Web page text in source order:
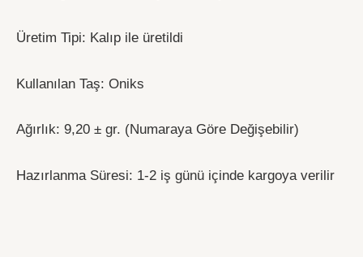
Üretim Tipi: Kalıp ile üretildi
Kullanılan Taş: Oniks
Ağırlık: 9,20 ± gr. (Numaraya Göre Değişebilir)
Hazırlanma Süresi: 1-2 iş günü içinde kargoya verilir